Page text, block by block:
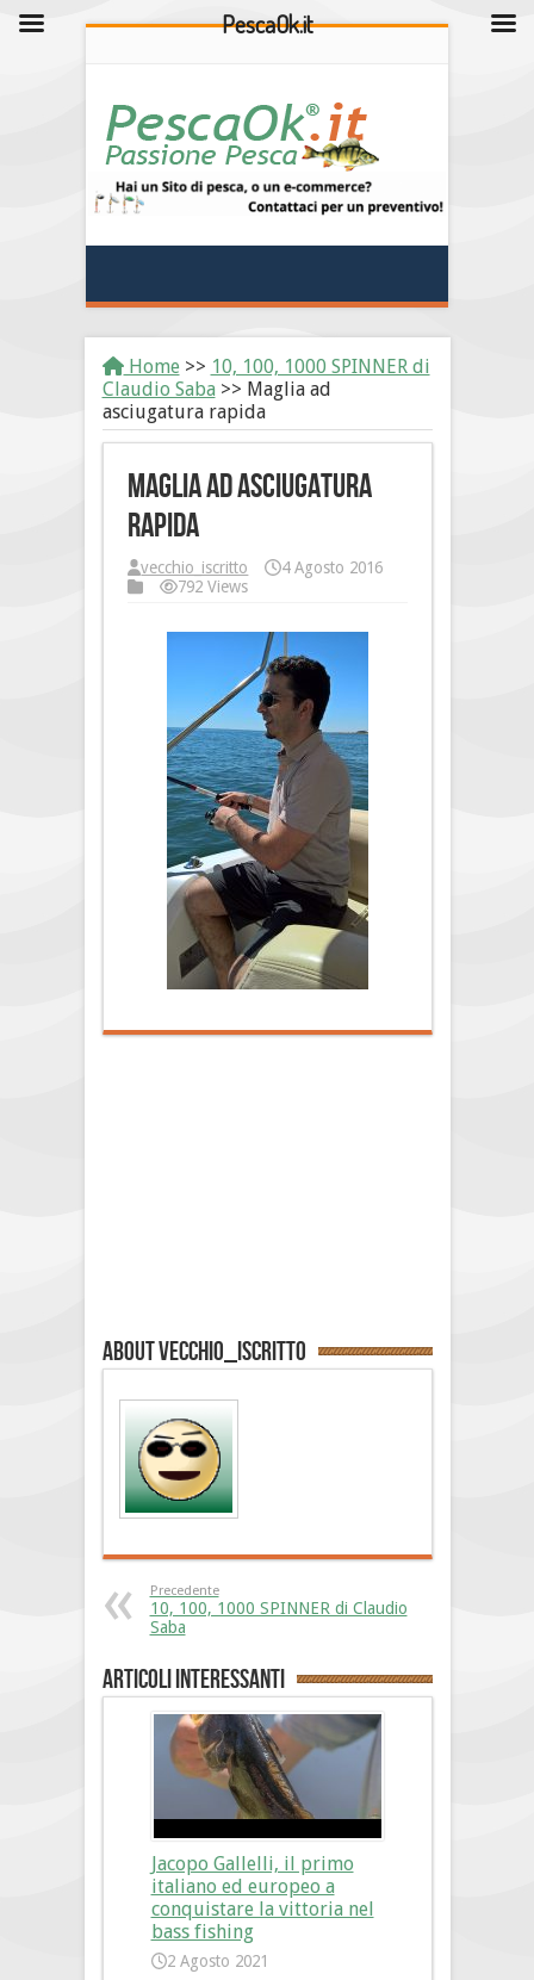
Home >> 10, 100, 1000 SPINNER di
Claudio Saba>> Maglia ad
asciugatura rapida
Maglia ad asciugatura
rapida
vecchio_iscritto
4 Agosto 2016
792 Views
About vecchio_iscritto
Precedente
10, 100, 1000 SPINNER di Claudio
Saba
Articoli interessanti
Jacopo Gallelli, il primo
italiano ed europeo a
conquistare la vittoria nel
bass fishing
2 Agosto 2021
PescaOk.it